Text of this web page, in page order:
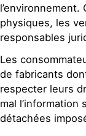
physiques, les
responsables
Les
de fabricants
respecter leurs
mal
détachées